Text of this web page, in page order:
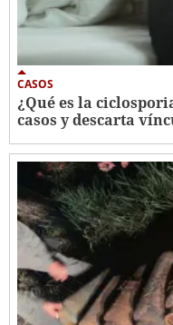
CASOS
¿Qué es la
casos y descarta